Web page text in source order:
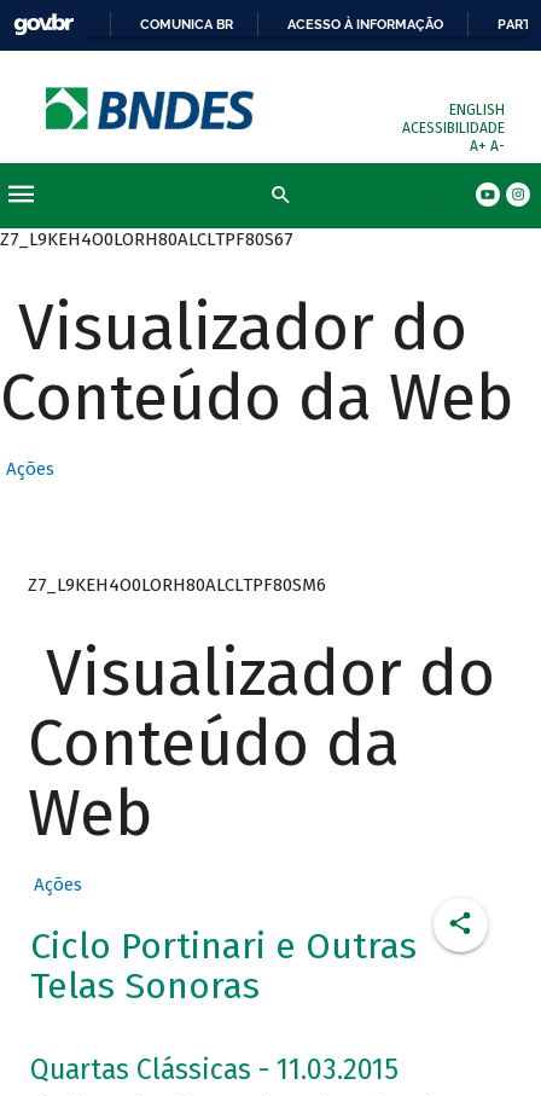
COMUNICA BR ACESSO À INFORMAÇÃO
ENGLISH
ACESSIBILIDADE
A+ A-
Z7_L9KEH4O0LORH80ALCLTPF80S67
Visualizador do
Conteúdo da Web
Ações
Z7_L9KEH4O0LORH80ALCLTPF80SM6
Visualizador do
Conteúdo da
Web
Ações
Ciclo Portinari e Outras
Telas Sonoras
Quartas Clássicas - 11.03.2015